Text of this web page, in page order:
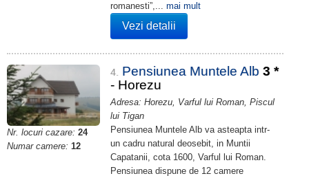
romanesti”,... mai mult
Vezi detalii
Nr. locuri cazare: 24
Numar camere: 12
4. Pensiunea Muntele Alb 3 *
- Horezu
Adresa: Horezu, Varful lui Roman, Piscul
lui Tigan
Pensiunea Muntele Alb va asteapta intr-
un cadru natural deosebit, in Muntii
Capatanii, cota 1600, Varful lui Roman.
Pensiunea dispune de 12 camere